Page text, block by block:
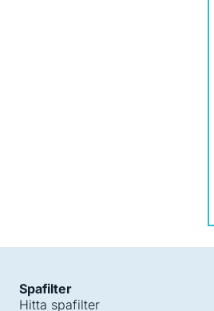
Spafilter
Hitta spafilter